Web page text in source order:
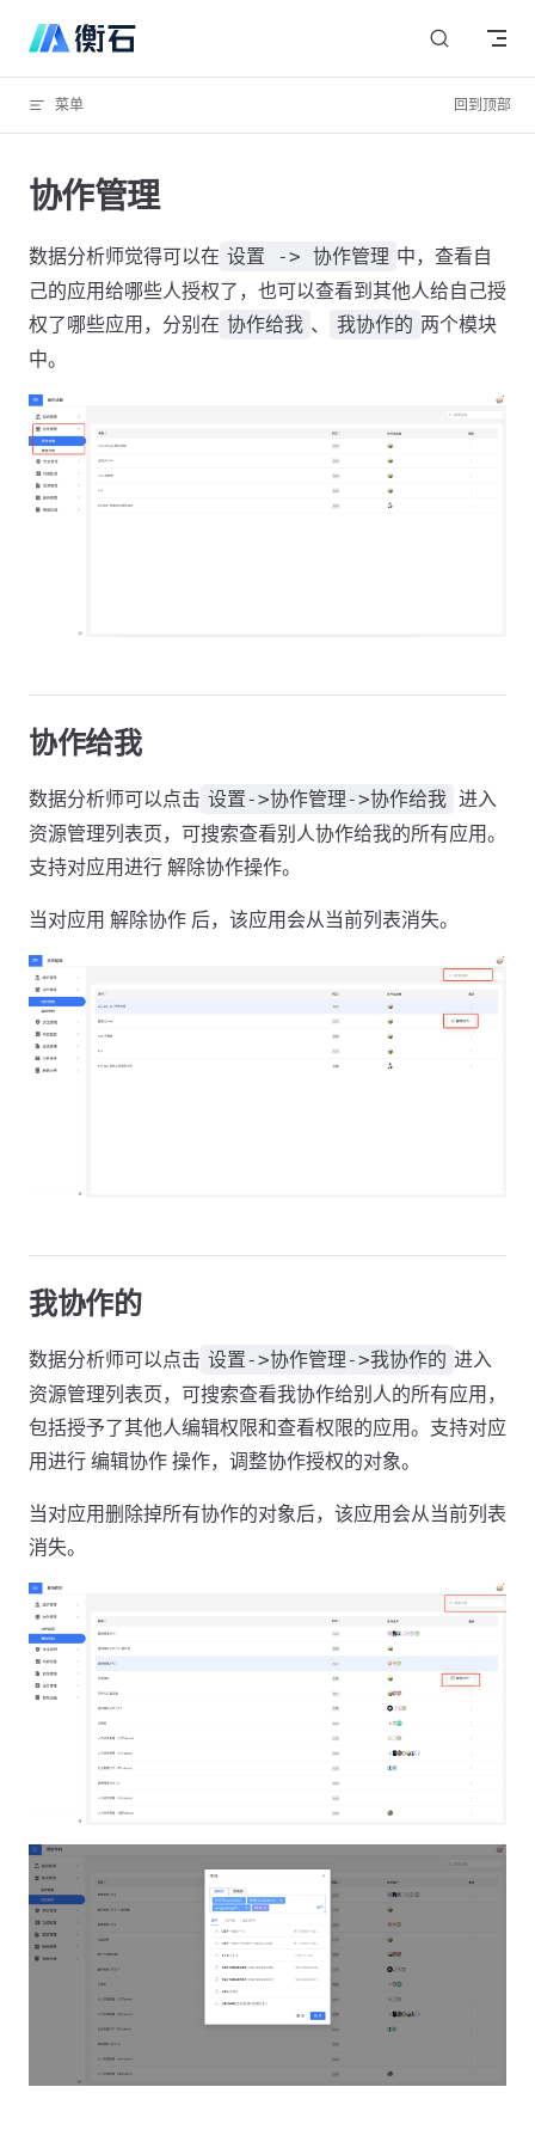
Skip to content
菜单 回到顶部
协作管理
数据分析师觉得可以在 设置 -> 协作管理 中，查看自
己的应用给哪些人授权了，也可以查看到其他人给自己授
权了哪些应用，分别在 协作给我 、 我协作的 两个模块
中。
协作给我
数据分析师可以点击 设置->协作管理->协作给我 进入
资源管理列表页，可搜索查看别人协作给我的所有应用。
支持对应用进行 解除协作操作。
当对应用 解除协作 后，该应用会从当前列表消失。
我协作的
数据分析师可以点击 设置->协作管理->我协作的 进入
资源管理列表页，可搜索查看我协作给别人的所有应用，
包括授予了其他人编辑权限和查看权限的应用。支持对应
用进行 编辑协作 操作，调整协作授权的对象。
当对应用删除掉所有协作的对象后，该应用会从当前列表
消失。